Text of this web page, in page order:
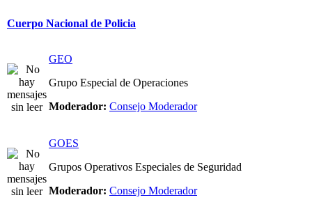
Cuerpo Nacional de Policia
GEO
Grupo Especial de Operaciones
Moderador: Consejo Moderador
GOES
Grupos Operativos Especiales de Seguridad
Moderador: Consejo Moderador